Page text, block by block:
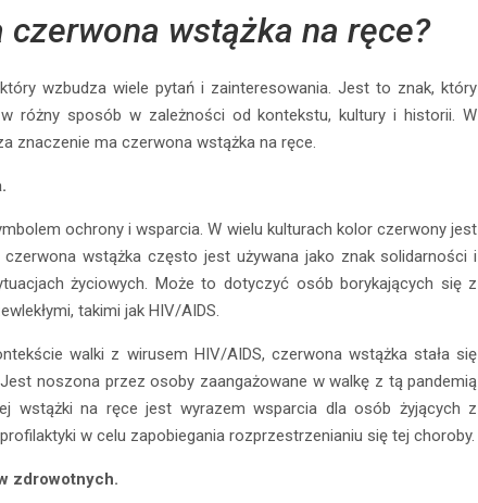
wstążka na ręce?
wzbudza wiele pytań i zainteresowania. Jest to znak, który
różny sposób w zależności od kontekstu, kultury i historii. W
znaczenie ma czerwona wstążka na ręce.
ochrony i wsparcia. W wielu kulturach kolor czerwony jest
wstążka często jest używana jako znak solidarności i
życiowych. Może to dotyczyć osób borykających się z
takimi jak HIV/AIDS.
walki z wirusem HIV/AIDS, czerwona wstążka stała się
noszona przez osoby zaangażowane w walkę z tą pandemią
wstążki na ręce jest wyrazem wsparcia dla osób żyjących z
w celu zapobiegania rozprzestrzenianiu się tej choroby.
zdrowotnych.